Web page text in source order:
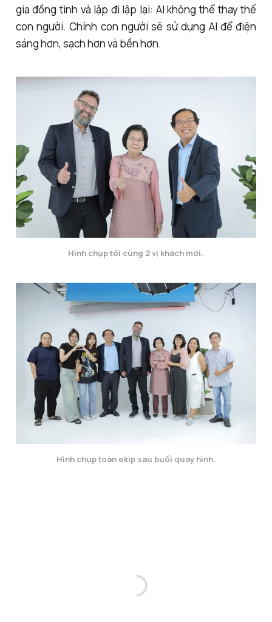
gia đồng tình và lập đi lập lại: AI không thể thay thế
con người. Chính con người sẽ sử dụng AI để điện
sáng hơn, sạch hơn và bền hơn.
Hình chụp tôi cùng 2 vị khách mời.
Hình chụp toàn ekip sau buổi quay hình.